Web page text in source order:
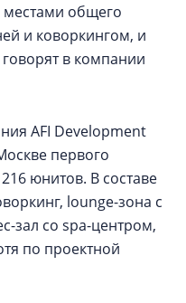
местами общего
и коворкингом, и
в компании
AFI Development
первого
юнитов. В составе
lounge-зона с
зал со spa-центром,
по проектной